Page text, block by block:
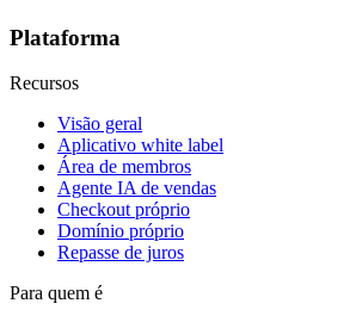
Plataforma
Recursos
Visão geral
Aplicativo white label
Área de membros
Agente IA de vendas
Checkout próprio
Domínio próprio
Repasse de juros
Para quem é